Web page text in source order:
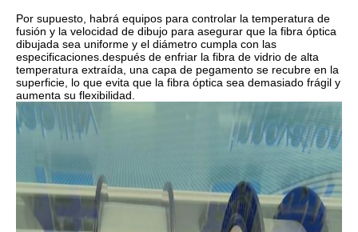
Por supuesto, habrá equipos para controlar la temperatura de
fusión y la velocidad de dibujo para asegurar que la fibra óptica
dibujada sea uniforme y el diámetro cumpla con las
especificaciones.después de enfriar la fibra de vidrio de alta
temperatura extraída, una capa de pegamento se recubre en la
superficie, lo que evita que la fibra óptica sea demasiado frágil y
aumenta su flexibilidad.